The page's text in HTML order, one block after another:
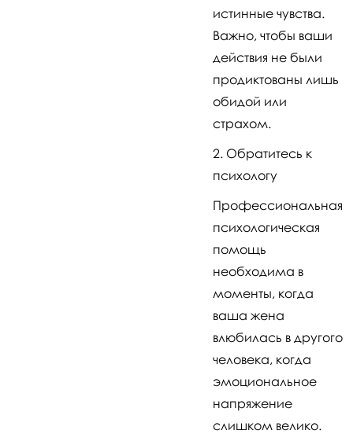
истинные чувства.
Важно, чтобы ваши
действия не были
продиктованы лишь
обидой или
страхом.
Обратитесь к
психологу
Профессиональная
психологическая
помощь
необходима в
моменты, когда
ваша жена
влюбилась в другого
человека, когда
эмоциональное
напряжение
слишком велико.